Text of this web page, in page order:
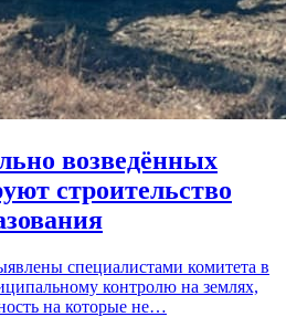
возведённых
строительство
специалистами комитета в
контролю на землях,
на которые не…